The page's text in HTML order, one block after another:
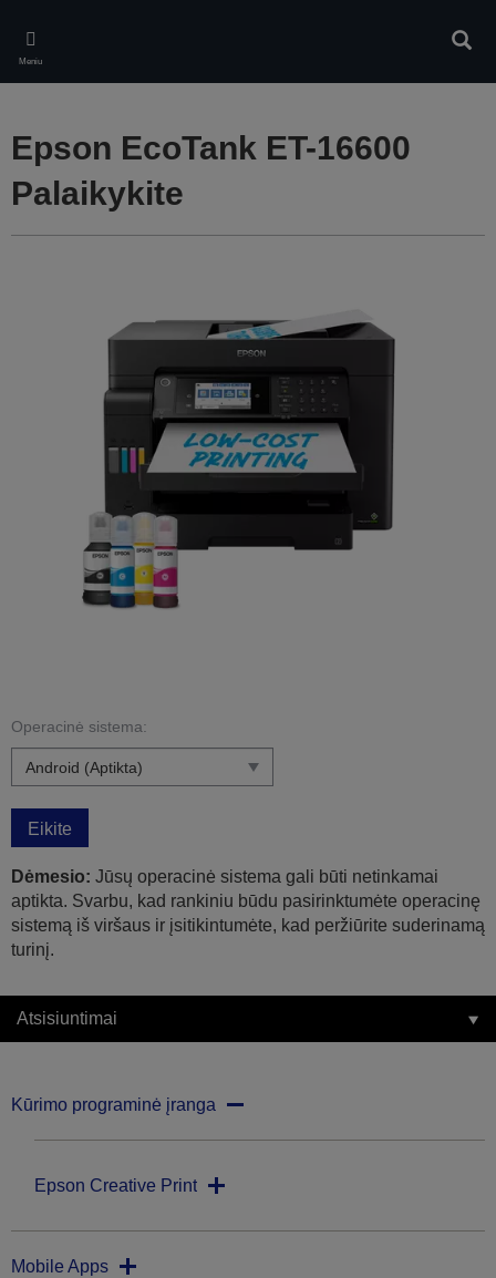
main
content
Meniu
Epson EcoTank ET-16600
Palaikykite
Operacinė sistema:
Eikite
Dėmesio: Jūsų operacinė sistema gali būti netinkamai
aptikta. Svarbu, kad rankiniu būdu pasirinktumėte operacinę
sistemą iš viršaus ir įsitikintumėte, kad peržiūrite suderinamą
turinį.
Atsisiuntimai
Kūrimo programinė įranga
Epson Creative Print
Mobile Apps